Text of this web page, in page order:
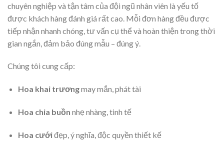
chuyên nghiệp và tận tâm của đội ngũ nhân viên là yếu tố
được khách hàng đánh giá rất cao. Mỗi đơn hàng đều được
tiếp nhận nhanh chóng, tư vấn cụ thể và hoàn thiện trong thời
gian ngắn, đảm bảo đúng mẫu – đúng ý.
Chúng tôi cung cấp:
Hoa khai trươngmay mắn, phát tài
Hoa chia buồn nhẹ nhàng, tinh tế
Hoa cướiđẹp, ý nghĩa, độc quyền thiết kế